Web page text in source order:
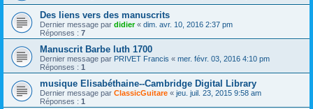
Des liens vers des manuscrits
Dernier message par didier« dim. avr. 10, 2016 2:37 pm
Réponses : 7
Manuscrit Barbe luth 1700
Dernier message par PRIVET Francis « mer. févr. 03, 2016 4:10 pm
Réponses : 1
musique Elisabéthaine--Cambridge Digital Library
Dernier message par ClassicGuitare « jeu. juil. 23, 2015 9:58 am
Réponses : 1